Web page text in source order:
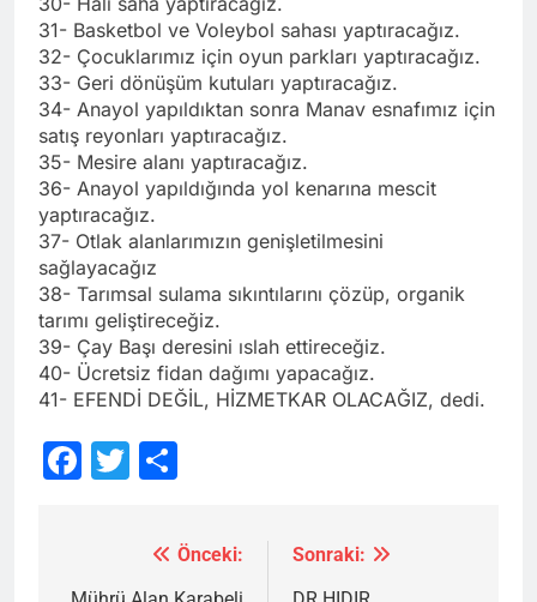
31- Basketbol ve Voleybol sahası yaptıracağız.
32- Çocuklarımız için oyun parkları yaptıracağız.
33- Geri dönüşüm kutuları yaptıracağız.
34- Anayol yapıldıktan sonra Manav esnafımız için
satış reyonları yaptıracağız.
35- Mesire alanı yaptıracağız.
36- Anayol yapıldığında yol kenarına mescit
yaptıracağız.
37- Otlak alanlarımızın genişletilmesini
sağlayacağız
38- Tarımsal sulama sıkıntılarını çözüp, organik
tarımı geliştireceğiz.
39- Çay Başı deresini ıslah ettireceğiz.
40- Ücretsiz fidan dağımı yapacağız.
41- EFENDİ DEĞİL, HİZMETKAR OLACAĞIZ, dedi.
Facebook
Twitter
Önceki:
Sonraki: